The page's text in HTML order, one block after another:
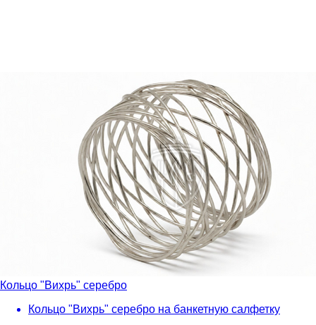
Кольцо "Вихрь" серебро
Кольцо "Вихрь" серебро на банкетную салфетку